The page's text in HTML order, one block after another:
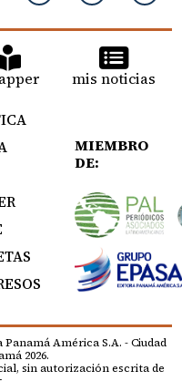
mis noticias
MIEMBRO
DE:
América S.A. - Ciudad
2026.
sin autorización escrita de